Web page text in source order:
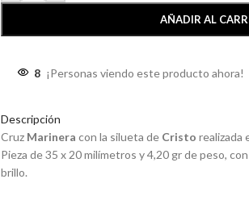
AÑADIR AL
8 ¡Personas viendo este producto ahora!
Descripción
Cruz Marinera con la silueta de Cristo realizada
Pieza de 35 x 20 milímetros y 4,20 gr de peso,
brillo.